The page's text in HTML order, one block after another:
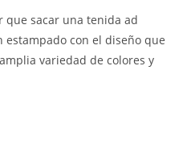
que sacar una tenida ad
con el diseño que
variedad de colores y